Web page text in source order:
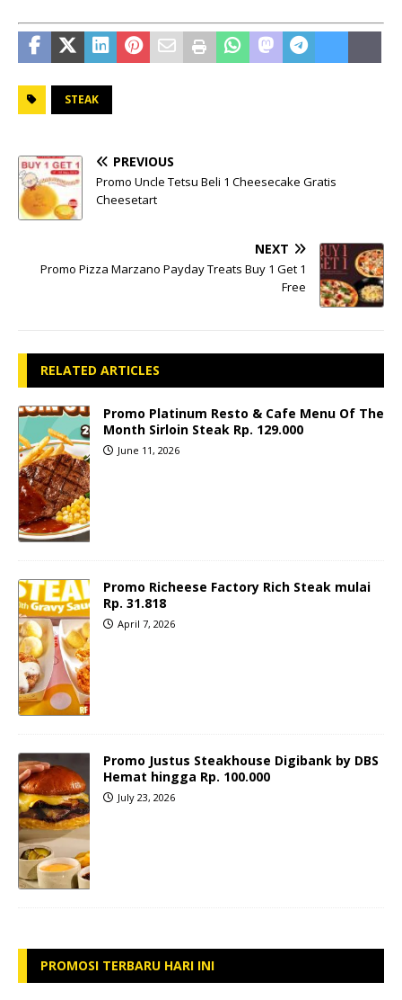
STEAK
PREVIOUS
Promo Uncle Tetsu Beli 1 Cheesecake Gratis
Cheesetart
NEXT
Promo Pizza Marzano Payday Treats Buy 1 Get 1
Free
RELATED ARTICLES
Promo Platinum Resto & Cafe Menu Of The
Month Sirloin Steak Rp. 129.000
June 11, 2026
Promo Richeese Factory Rich Steak mulai
Rp. 31.818
April 7, 2026
Promo Justus Steakhouse Digibank by DBS
Hemat hingga Rp. 100.000
July 23, 2026
PROMOSI TERBARU HARI INI